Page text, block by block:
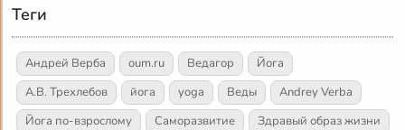
Теги
Андрей Верба oum.ru Ведагор
Йога
А.В. Трехлебов
йога yoga Веды
Andrey Verba
Йога по-взрослому
Саморазвитие
Здравый образ жизни